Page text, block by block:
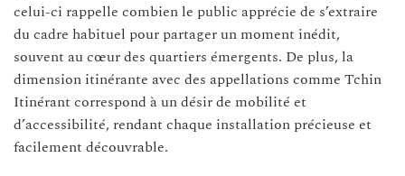
celui-ci rappelle combien le public apprécie de s’extraire
du cadre habituel pour partager un moment inédit,
souvent au cœur des quartiers émergents. De plus, la
dimension itinérante avec des appellations comme Tchin
Itinérant correspond à un désir de mobilité et
d’accessibilité, rendant chaque installation précieuse et
facilement découvrable.